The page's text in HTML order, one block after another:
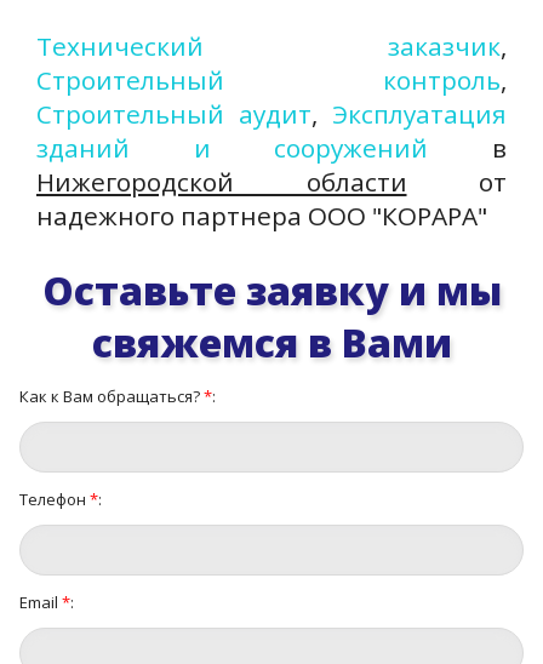
Технический заказчик,
Строительный контроль,
Строительный аудит, Эксплуатация
зданий и сооружений в
Нижегородской области от
надежного партнера ООО "КОРАРА"
Оставьте заявку и мы
свяжемся в Вами
Как к Вам обращаться?*:
Телефон *:
Email *: